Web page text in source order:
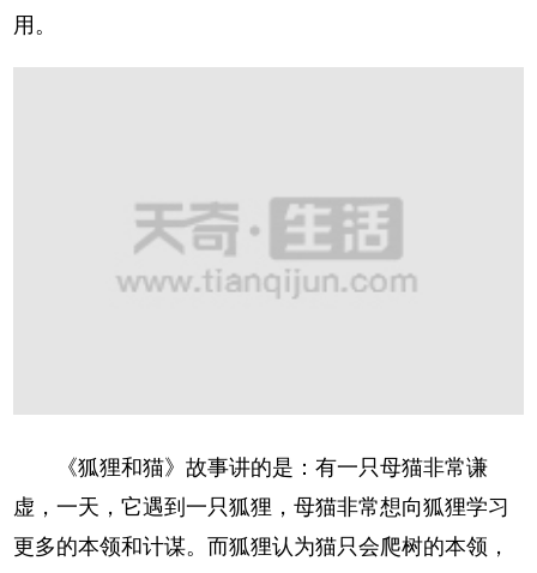
用。
《狐狸和猫》故事讲的是：有一只母猫非常谦
虚，一天，它遇到一只狐狸，母猫非常想向狐狸学习
更多的本领和计谋。而狐狸认为猫只会爬树的本领，